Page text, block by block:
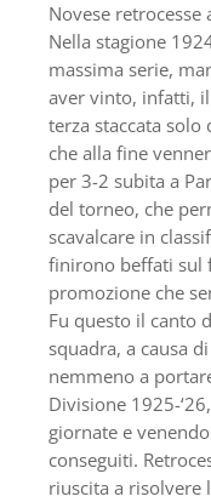
Novese retrocesse
Nella stagione
massima serie,
aver vinto, infatti,
terza staccata
che alla fine
per 3-2 subita a
del torneo, che
scavalcare in
finirono beffati sul
promozione che
Fu questo il canto
squadra, a causa
nemmeno a
Divisione 1925-
giornate e
conseguiti.
riuscita a risolvere